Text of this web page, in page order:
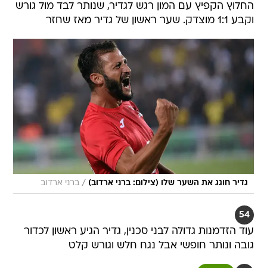
החלוץ הקפיץ עם המון רגש לגדיר, שנותר לבד מול גורש
וקבע 1:1 מוצדק. שער ראשון של גדיר מאז שחזר
גדיר חוגג את השער שלו (צילום: ברני ארדוב) / ברני ארדוב
54
עוד הזדמנות גדולה לבני סכנין, גדיר הגיע ראשון לכדור
גובה ונותר חופשי אבל נגח חלש וגורש קלט